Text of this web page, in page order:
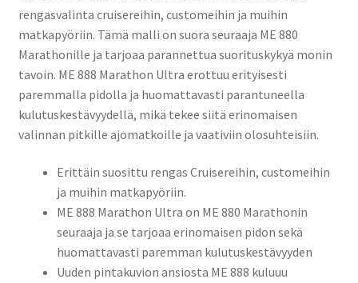
rengasvalinta cruisereihin, customeihin ja muihin
matkapyöriin. Tämä malli on suora seuraaja ME 880
Marathonille ja tarjoaa parannettua suorituskykyä monin
tavoin. ME 888 Marathon Ultra erottuu erityisesti
paremmalla pidolla ja huomattavasti parantuneella
kulutuskestävyydellä, mikä tekee siitä erinomaisen
valinnan pitkille ajomatkoille ja vaativiin olosuhteisiin.
Erittäin suosittu rengas Cruisereihin, customeihin
ja muihin matkapyöriin.
ME 888 Marathon Ultra on ME 880 Marathonin
seuraaja ja se tarjoaa erinomaisen pidon sekä
huomattavasti paremman kulutuskestävyyden
Uuden pintakuvion ansiosta ME 888 kuluuu